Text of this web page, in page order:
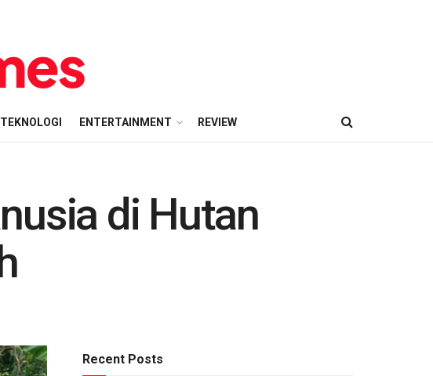
TEKNOLOGI ENTERTAINMENT REVIEW
di Hutan
Recent Posts